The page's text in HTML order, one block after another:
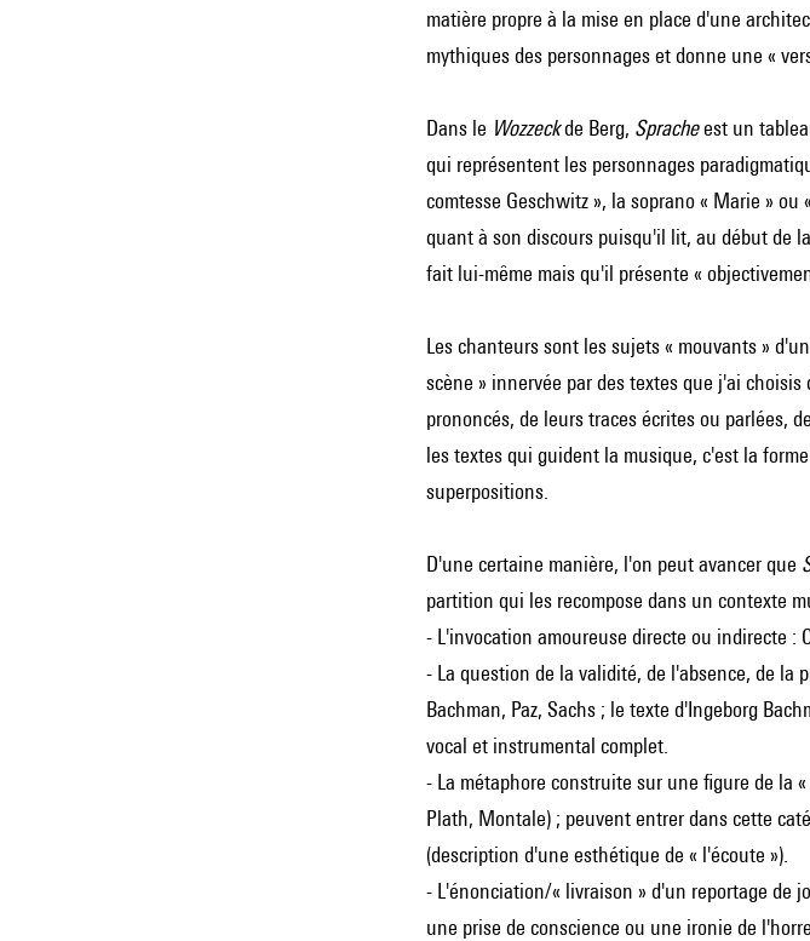
matière propre à la mise en place d'une
mythiques des personnages et donne une «
Dans le Wozzeckde Berg, Spracheest un
qui représentent les personnages
comtesse Geschwitz », la soprano « Marie »
quant à son discours puisqu'il lit, au début de
fait lui-même mais qu'il présente «
Les chanteurs sont les sujets « mouvants »
scène » innervée par des textes que j'ai
prononcés, de leurs traces écrites ou parlées,
les textes qui guident la musique, c'est la
superpositions.
D'une certaine manière, l'on peut avancer que
partition qui les recompose dans un contexte
- L'invocation amoureuse directe ou indirecte :
- La question de la validité, de l'absence, de la
Bachman, Paz, Sachs ; le texte d'Ingeborg
vocal et instrumental complet.
- La métaphore construite sur une figure de la
Plath, Montale) ; peuvent entrer dans cette
(description d'une esthétique de « l'écoute »).
- L'énonciation/« livraison » d'un reportage de
une prise de conscience ou une ironie de